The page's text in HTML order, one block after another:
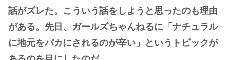
話がズレた。こういう話をしようと思ったのも理由
がある。先日、ガールズちゃんねるに「ナチュラル
に地元をバカにされるのが辛い」というトピックが